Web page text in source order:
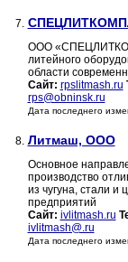
7.
ООО
литейного
области
Сайт: rpslitmash.ru
rps@obninsk.ru
Дата последнего
8. Литмаш, ООО
Основное
производство
из чугуна, стали и
предприятий
Сайт: ivlitmash.ru
ivlitmash@.ru
Дата последнего